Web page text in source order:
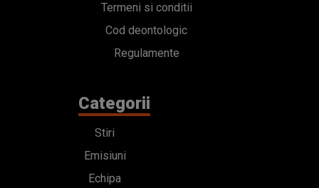
Termeni si conditii
Cod deontologic
Regulamente
Categorii
Stiri
Emisiuni
Echipa